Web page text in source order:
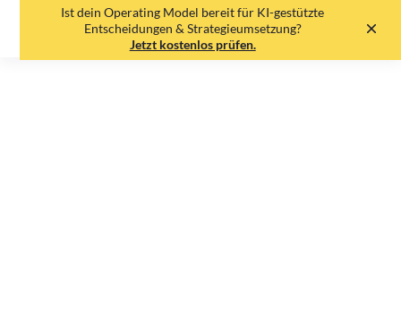
Ist dein Operating Model bereit für KI-gestützte
Entscheidungen & Strategieumsetzung?
Jetzt kostenlos prüfen.